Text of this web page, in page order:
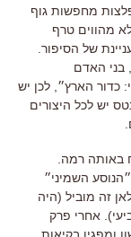
מחפשות גוף
מהווים טרף
של הסיפור
בני האדם
כדור הארץ״, לכן יש
יש לכל היצורים
באותה רמה
השמיני״
זה מוביל (היה
). אחרי פרק